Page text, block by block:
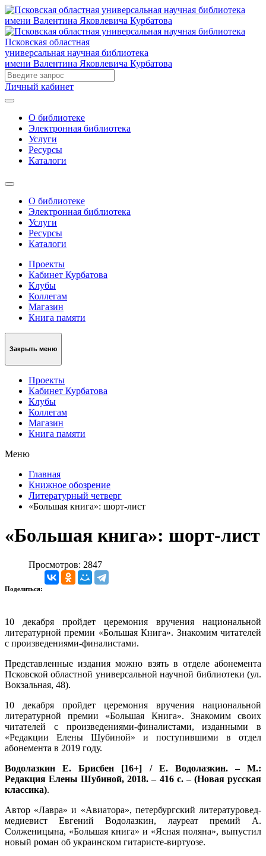
Псковская областная
универсальная научная библиотека
имени Валентина Яковлевича Курбатова
Личный кабинет
О библиотеке
Электронная библиотека
Услуги
Ресурсы
Каталоги
О библиотеке
Электронная библиотека
Услуги
Ресурсы
Каталоги
Проекты
Кабинет Курбатова
Клубы
Коллегам
Магазин
Книга памяти
Закрыть меню
Проекты
Кабинет Курбатова
Клубы
Коллегам
Магазин
Книга памяти
Меню
Главная
Книжное обозрение
Литературный четверг
«Большая книга»: шорт-лист
«Большая книга»: шорт-лист
Просмотров: 2847
Поделиться:
10 декабря пройдет церемония вручения национальной
литературной премии «Большая Книга». Знакомим читателей
с произведениями-финалистами.
Представленные издания можно взять в отделе абонемента
Псковской областной универсальной научной библиотеки (ул.
Вокзальная, 48).
10 декабря пройдет церемония вручения национальной
литературной премии «Большая Книга». Знакомим своих
читателей с произведениями-финалистами, изданными в
«Редакции Елены Шубиной» и поступившими в отдел
абонемента в 2019 году.
Водолазкин Е. Брисбен [16+] / Е. Водолазкин. – М.:
Редакция Елены Шубиной, 2018. – 416 с. – (Новая русская
классика).
Автор «Лавра» и «Авиатора», петербургский литературовед-
медиевист Евгений Водолазкин, лауреат премий А.
Солженицына, «Большая книга» и «Ясная поляна», выпустил
новый роман об украинском гитаристе-виртуозе.